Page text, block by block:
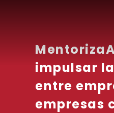
impulsar
entre
empresas